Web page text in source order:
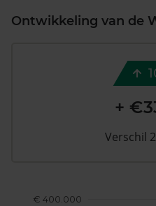
Ontwikkeling van de
€ 400.000
+
Verschil